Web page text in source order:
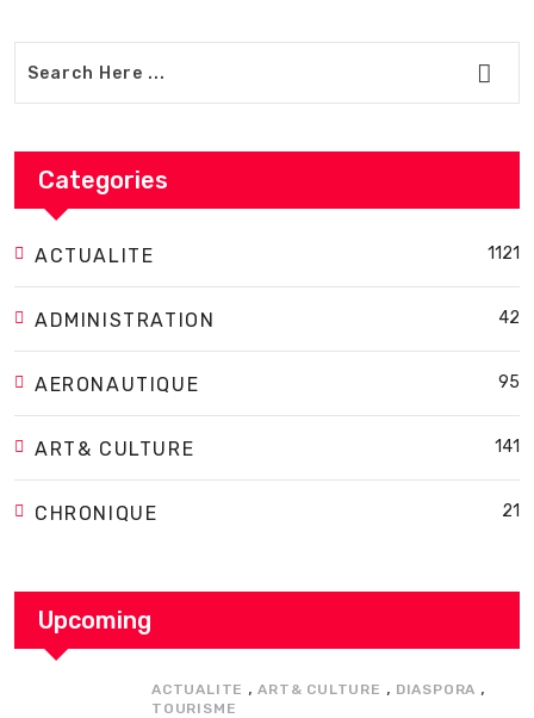
Categories
ACTUALITE 1121
ADMINISTRATION 42
AERONAUTIQUE 95
ART& CULTURE 141
CHRONIQUE 21
Upcoming
ACTUALITE ,ART& CULTURE , DIASPORA ,
TOURISME